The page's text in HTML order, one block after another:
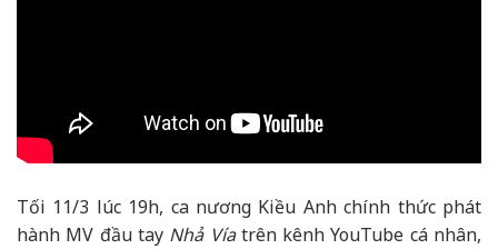
Tối 11/3 lúc 19h, ca nương Kiều Anh chính thức phát
hành MV đầu tay Nhả Víatrên kênh YouTube cá nhân,